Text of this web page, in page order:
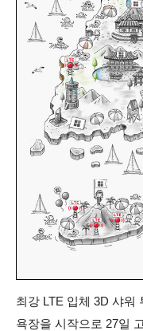
최강 LTE 입체 3D 샤워
욕장을 시작으로 27일